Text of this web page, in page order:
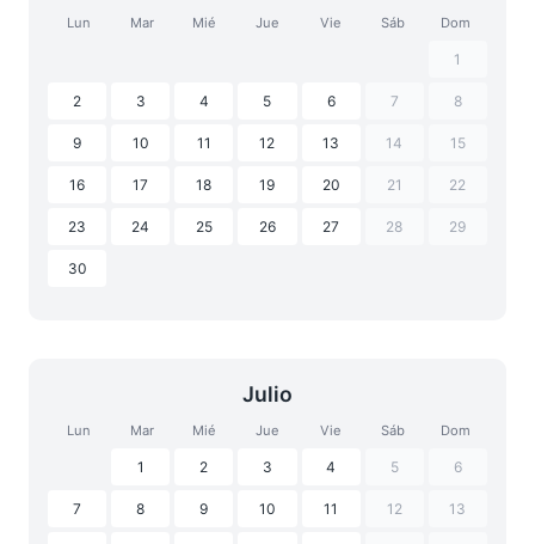
Lun Mar Mié Jue Vie Sáb Dom
1
2 3 4 5 6 7 8
9 10 11 12 13 14 15
16 17 18 19 20 21 22
23 24 25 26 27 28 29
30
Julio
Lun Mar Mié Jue Vie Sáb Dom
1 2 3 4 5 6
7 8 9 10 11 12 13